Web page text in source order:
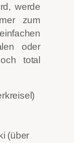
werde
zum
oder
total
(über